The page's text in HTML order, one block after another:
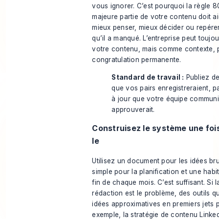
vous ignorer. C’est pourquoi la règle
majeure partie de votre contenu doit
mieux penser, mieux décider ou
qu’il a manqué. L’entreprise peut
votre contenu, mais comme contexte,
congratulation permanente.
Standard de travail : Publiez
que vos pairs enregistreraient,
à jour que votre équipe
approuverait.
Construisez le système une
le
Utilisez un document pour les idées
simple pour la planification et une
fin de chaque mois. C’est suffisant. Si
rédaction est le problème, des outils
idées approximatives en premiers jets
exemple, lastratégie de contenu